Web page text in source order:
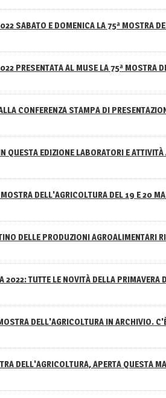
SABATO E DOMENICA LA 75ª MOSTRA
PRESENTATA AL MUSE LA 75ª MOSTRA
CONFERENZA STAMPA DI
QUESTA EDIZIONE LABORATORI E
DELL'AGRICOLTURA DEL 19 E 20
DELLE PRODUZIONI AGROALIMENTARI
2022: TUTTE LE NOVITÀ DELLA PRIMAVERA
DELL'AGRICOLTURA IN ARCHIVIO.
DELL'AGRICOLTURA, APERTA QUESTA